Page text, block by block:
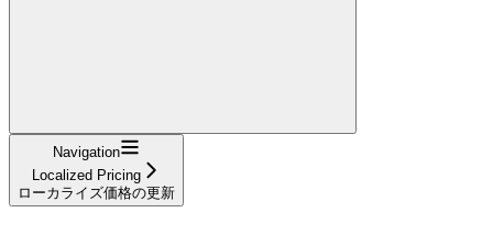
Navigation
Localized Pricing
ローカライズ価格の更新